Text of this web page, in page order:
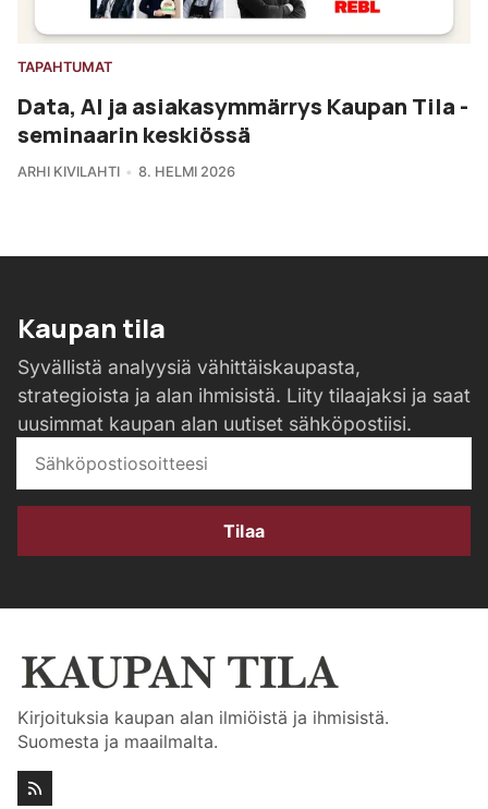
TAPAHTUMAT
Data, AI ja asiakasymmärrys Kaupan Tila -
seminaarin keskiössä
ARHI KIVILAHTI 8. HELMI 2026
Kaupan tila
Syvällistä analyysiä vähittäiskaupasta,
strategioista ja alan ihmisistä. Liity tilaajaksi ja saat
uusimmat kaupan alan uutiset sähköpostiisi.
Tilaa
Kirjoituksia kaupan alan ilmiöistä ja ihmisistä.
Suomesta ja maailmalta.